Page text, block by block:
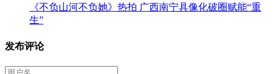
《不负山河不负她》热拍 广西南宁具像化破圈赋能“重
生”
发布评论